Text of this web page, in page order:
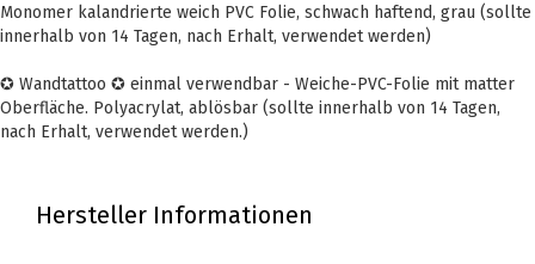
Monomer kalandrierte weich PVC Folie, schwach haftend, grau (sollte
innerhalb von 14 Tagen, nach Erhalt, verwendet werden)
✪ Wandtattoo ✪ einmal verwendbar - Weiche-PVC-Folie mit matter
Oberfläche. Polyacrylat, ablösbar (sollte innerhalb von 14 Tagen,
nach Erhalt, verwendet werden.)
Hersteller Informationen